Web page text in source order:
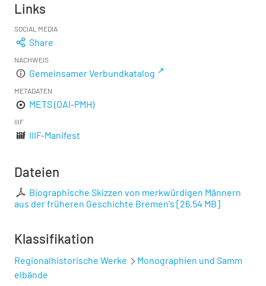
Links
SOCIAL MEDIA
Share
NACHWEIS
Gemeinsamer Verbundkatalog
METADATEN
METS (OAI-PMH)
IIIF
IIIF-Manifest
Dateien
Biographische Skizzen von merkwürdigen Männern
aus der früheren Geschichte Bremen's [26,54 MB]
Klassifikation
Regionalhistorische Werke
Monographien und Samm
elbände